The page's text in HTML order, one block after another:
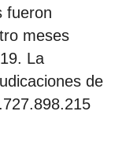
fueron
meses
La
de